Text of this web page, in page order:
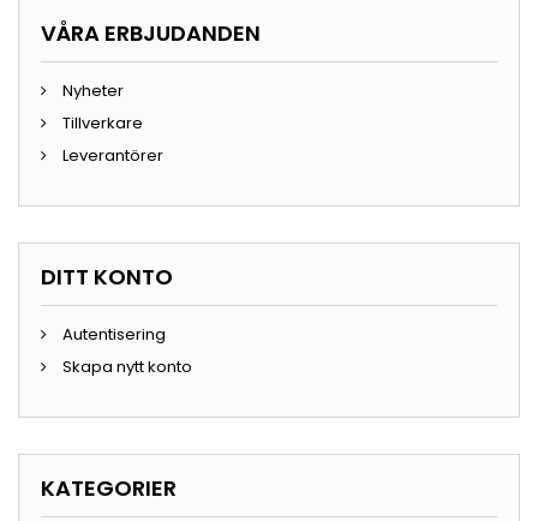
VÅRA ERBJUDANDEN
Nyheter
Tillverkare
Leverantörer
DITT KONTO
Autentisering
Skapa nytt konto
KATEGORIER